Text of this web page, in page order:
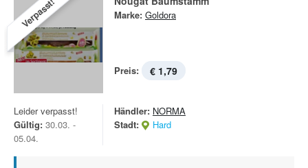
Verpasst! Marke: Goldora
Preis: € 1,79
Leider verpasst!
Gültig: 30.03. -
05.04.
Händler: NORMA
Stadt:
Hard